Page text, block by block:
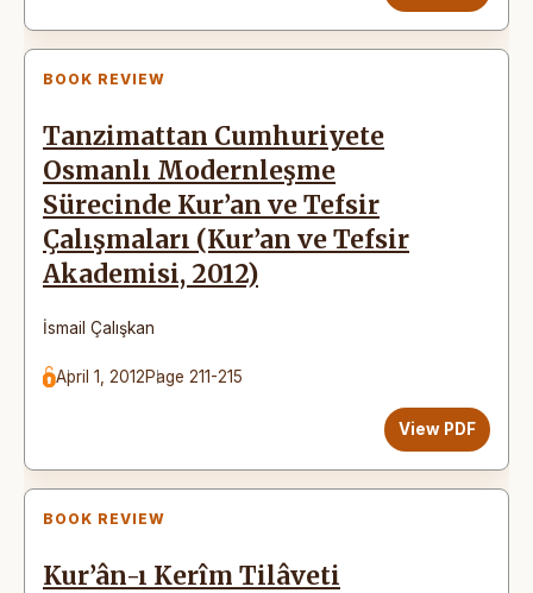
BOOK REVIEW
Tanzimattan Cumhuriyete
Osmanlı Modernleşme
Sürecinde Kur’an ve Tefsir
Çalışmaları (Kur’an ve Tefsir
Akademisi, 2012)
İsmail Çalışkan
April 1, 2012Page 211-215
View PDF
BOOK REVIEW
Kur’ân-ı Kerîm Tilâveti